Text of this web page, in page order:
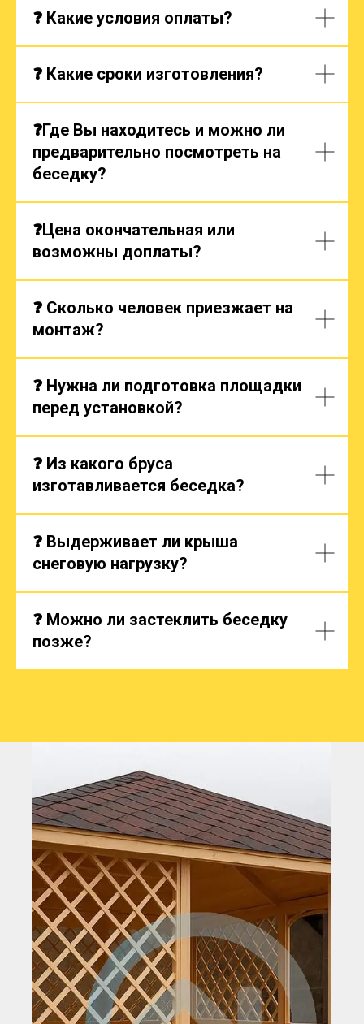
❓ Какие условия оплаты?
❓ Какие сроки изготовления?
❓Где Вы находитесь и можно ли
предварительно посмотреть на
беседку?
❓Цена окончательная или
возможны доплаты?
❓ Сколько человек приезжает на
монтаж?
❓ Нужна ли подготовка площадки
перед установкой?
❓ Из какого бруса
изготавливается беседка?
❓ Выдерживает ли крыша
снеговую нагрузку?
❓ Можно ли застеклить беседку
позже?